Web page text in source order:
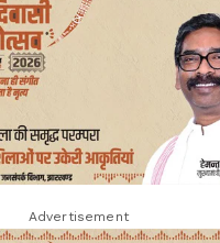
Advertisement